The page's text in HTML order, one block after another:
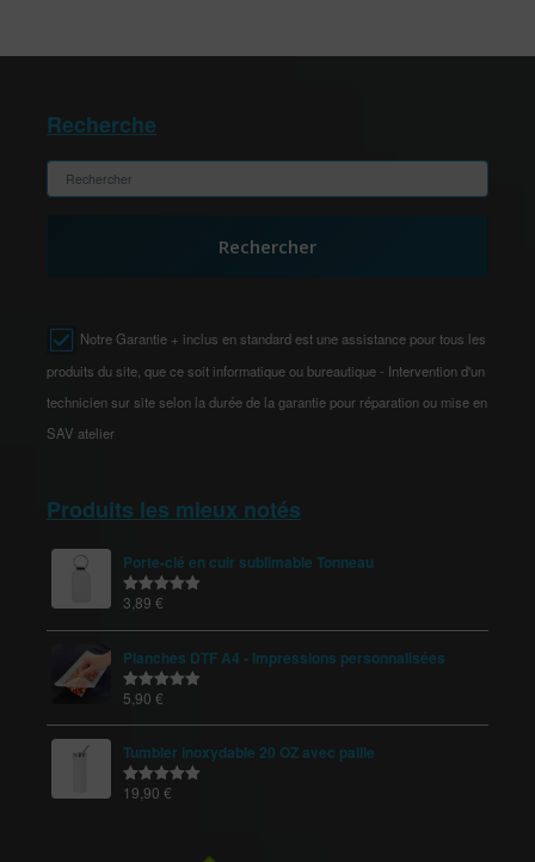
Recherche
Rechercher
Notre Garantie + inclus en standard est une assistance pour tous les
produits du site, que ce soit informatique ou bureautique - Intervention d'un
technicien sur site selon la durée de la garantie pour réparation ou mise en
SAV atelier
Produits les mieux notés
Porte-clé en cuir sublimable Tonneau
Note5.00
3,89 €
Planches DTF A4 - Impressions personnalisées
Note5.00
5,90 €
Tumbler inoxydable 20 OZ avec paille
Note5.00
19,90 €